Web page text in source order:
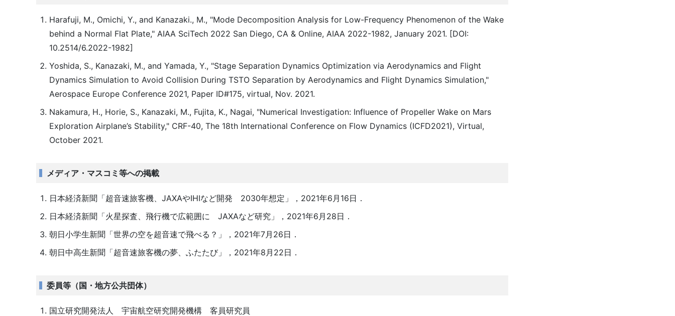
Harafuji, M., Omichi, Y., and Kanazaki., M., "Mode Decomposition Analysis for Low-Frequency Phenomenon of the Wake
behind a Normal Flat Plate," AIAA SciTech 2022 San Diego, CA & Online, AIAA 2022-1982, January 2021. [DOI:
10.2514/6.2022-1982]
Yoshida, S., Kanazaki, M., and Yamada, Y., "Stage Separation Dynamics Optimization via Aerodynamics and Flight
Dynamics Simulation to Avoid Collision During TSTO Separation by Aerodynamics and Flight Dynamics Simulation,"
Aerospace Europe Conference 2021, Paper ID#175, virtual, Nov. 2021.
Nakamura, H., Horie, S., Kanazaki, M., Fujita, K., Nagai, "Numerical Investigation: Influence of Propeller Wake on Mars
Exploration Airplane’s Stability," CRF-40, The 18th International Conference on Flow Dynamics (ICFD2021), Virtual,
October 2021.
メディア・マスコミ等への掲載
日本経済新聞「超音速旅客機、JAXAやIHIなど開発 2030年想定」，2021年6月16日．
日本経済新聞「火星探査、飛行機で広範囲に JAXAなど研究」，2021年6月28日．
朝日小学生新聞「世界の空を超音速で飛べる？」，2021年7月26日．
朝日中高生新聞「超音速旅客機の夢、ふたたび」，2021年8月22日．
委員等（国・地方公共団体）
国立研究開発法人 宇宙航空研究開発機構 客員研究員